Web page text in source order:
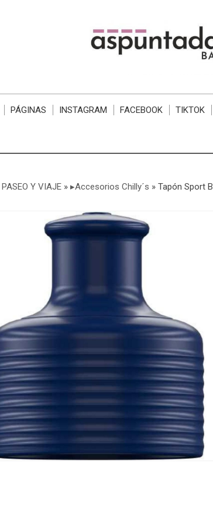
PÁGINAS INSTAGRAM FACEBOOK TIKTOK
PASEO Y VIAJE» ▸Accesorios Chilly´s » Tapón Sport